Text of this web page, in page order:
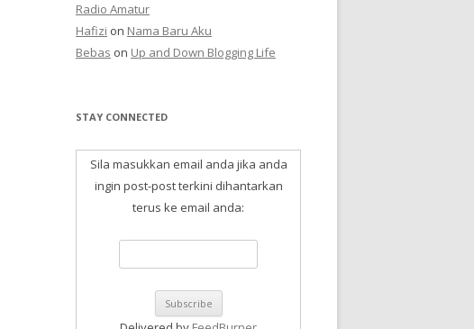
Radio Amatur
Hafizi on Nama Baru Aku
Bebas on Up and Down Blogging Life
STAY CONNECTED
Sila masukkan email anda jika anda
ingin post-post terkini dihantarkan
terus ke email anda: